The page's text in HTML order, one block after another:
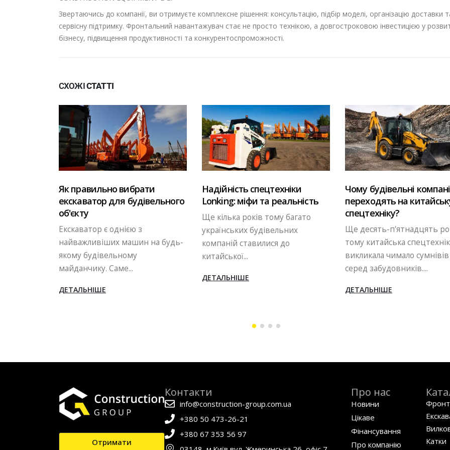
Звертаючись до компанії, ви отримуєте комплексне рішення: консультацію, підбір моделі, організацію доставки
сервісну підтримку. Фронтальний навантажувач стає не просто технікою, а довгостроковою інвестицією у
бізнесу, підвищення продуктивності та конкурентоспроможності.
СХОЖІСТАТТІ
Надійність спецтехніки
Lonking: міфи та реальність
Ще кілька років тому багато
українських будівельних
компаній ставилися до
китайської...
Чому будівельні компанії
переходять на китайську
спецтехніку?
Ще десять-п'ятнадцять років
тому китайська спецтехніка
викликала чимало сумнівів
Що вигідніше для
нова або вживана
спецтехніка?
Будівельна, дорожня,
комунальна та аграрна
безпосередньо залежать
наявності надійної...
ДЕТАЛЬНІШЕ
Отримати
Контакти
info@construction-group.com.ua
+380 50 473-26-21
+380 67 353 56 97
Про нас
Новини
Цікаве
Фінансування
Про компанію
Катки